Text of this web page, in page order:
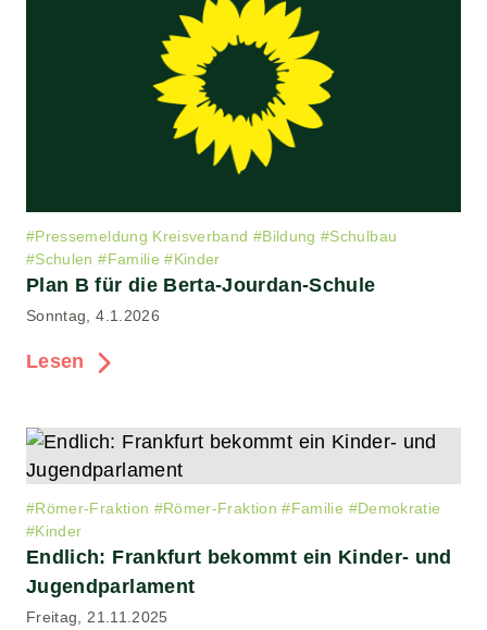
#Pressemeldung Kreisverband #Bildung #Schulbau
#Schulen #Familie #Kinder
Plan B für die Berta-Jourdan-Schule
Sonntag, 4.1.2026
Lesen
#Römer-Fraktion #Römer-Fraktion #Familie #Demokratie
#Kinder
Endlich: Frankfurt bekommt ein Kinder- und
Jugendparlament
Freitag, 21.11.2025